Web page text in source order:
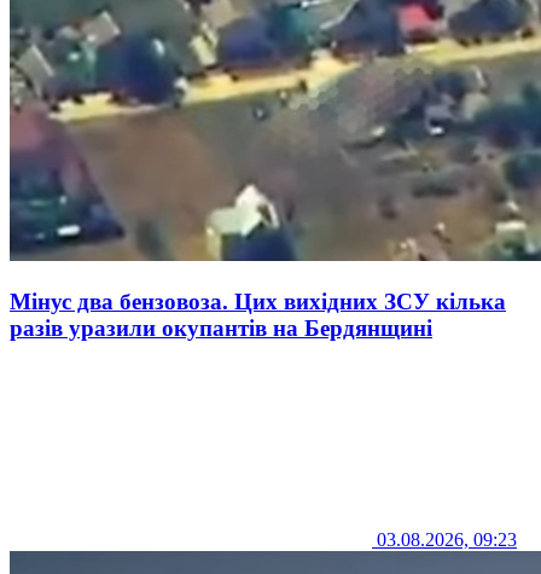
Мінус два бензовоза. Цих вихідних ЗСУ кілька
разів уразили окупантів на Бердянщині
03.08.2026, 09:23